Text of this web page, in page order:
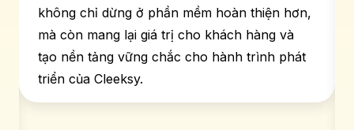
không chỉ dừng ở phần mềm hoàn thiện hơn,
mà còn mang lại giá trị cho khách hàng và
tạo nền tảng vững chắc cho hành trình phát
triển của Cleeksy.